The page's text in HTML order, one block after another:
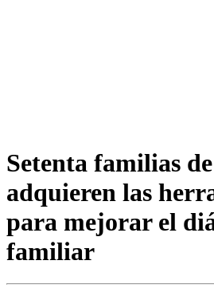
Setenta familias
adquieren las
para mejorar el
familiar